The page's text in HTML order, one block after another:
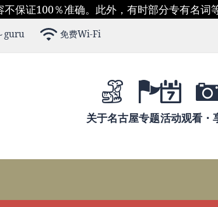
保证100％准确。此外，有时部分专有名词
guru 免费Wi-Fi
关于名古屋专题活动观看・